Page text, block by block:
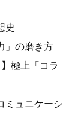
史
」の磨き方
極上「コラ
ミュニケーシ